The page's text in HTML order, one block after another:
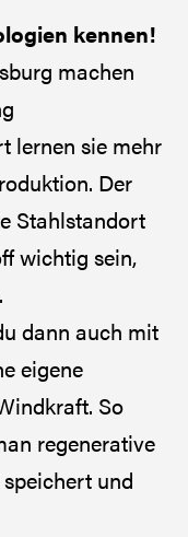
kennen!
machen
lernen sie mehr
Der
Stahlstandort
wichtig sein,
dann auch mit
eigene
So
regenerative
und